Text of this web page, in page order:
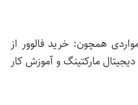
همچون: خرید فالوور از
مارکتینگ و آموزش کار